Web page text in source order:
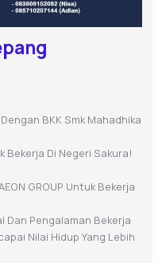
Dengan BKK Smk Mahadhika
Bekerja Di Negeri Sakura!
GROUP Untuk Bekerja
Dan Pengalaman Bekerja
Nilai Hidup Yang Lebih